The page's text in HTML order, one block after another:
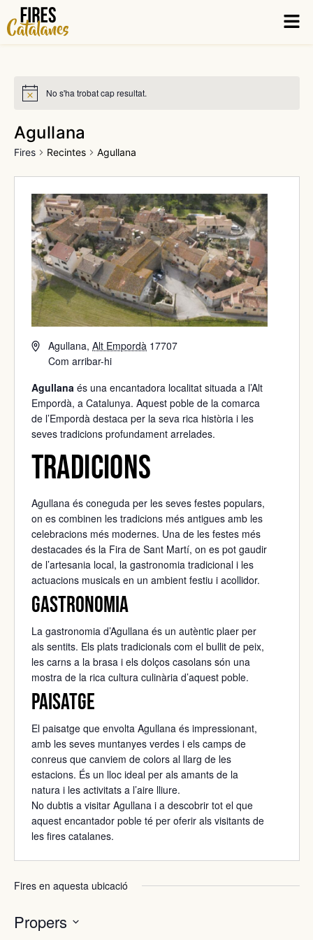
No s'ha trobat cap resultat.
Agullana
Fires Recintes Agullana
Agullana, Alt Empordà 17707
Com arribar-hi
Agullanaés una encantadora localitat situada a l’Alt
Empordà, a Catalunya. Aquest poble de la comarca
de l’Empordà destaca per la seva rica història i les
seves tradicions profundament arrelades.
Tradicions
Agullana és coneguda per les seves festes populars,
on es combinen les tradicions més antigues amb les
celebracions més modernes. Una de les festes més
destacades és la Fira de Sant Martí, on es pot gaudir
de l’artesania local, la gastronomia tradicional i les
actuacions musicals en un ambient festiu i acollidor.
Gastronomia
La gastronomia d’Agullana és un autèntic plaer per
als sentits. Els plats tradicionals com el bullit de peix,
les carns a la brasa i els dolços casolans són una
mostra de la rica cultura culinària d’aquest poble.
Paisatge
El paisatge que envolta Agullana és impressionant,
amb les seves muntanyes verdes i els camps de
conreus que canviem de colors al llarg de les
estacions. És un lloc ideal per als amants de la
natura i les activitats a l’aire lliure.
No dubtis a visitar Agullana i a descobrir tot el que
aquest encantador poble té per oferir als visitants de
les fires catalanes.
Fires en aquesta ubicació
Propers